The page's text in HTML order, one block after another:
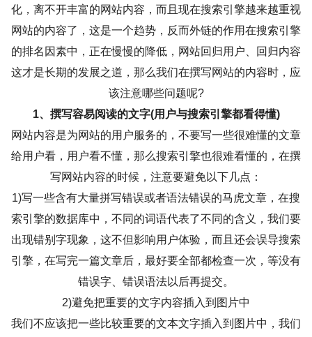
化，离不开丰富的网站内容，而且现在搜索引擎越来越重视
网站的内容了，这是一个趋势，反而外链的作用在搜索引擎
的排名因素中，正在慢慢的降低，网站回归用户、回归内容
这才是长期的发展之道，那么我们在撰写网站的内容时，应
该注意哪些问题呢?
1、撰写容易阅读的文字(用户与搜索引擎都看得懂)
网站内容是为网站的用户服务的，不要写一些很难懂的文章
给用户看，用户看不懂，那么搜索引擎也很难看懂的，在撰
写网站内容的时候，注意要避免以下几点：
1)写一些含有大量拼写错误或者语法错误的马虎文章，在搜
索引擎的数据库中，不同的词语代表了不同的含义，我们要
出现错别字现象，这不但影响用户体验，而且还会误导搜索
引擎，在写完一篇文章后，最好要全部都检查一次，等没有
错误字、错误语法以后再提交。
2)避免把重要的文字内容插入到图片中
我们不应该把一些比较重要的文本文字插入到图片中，我们